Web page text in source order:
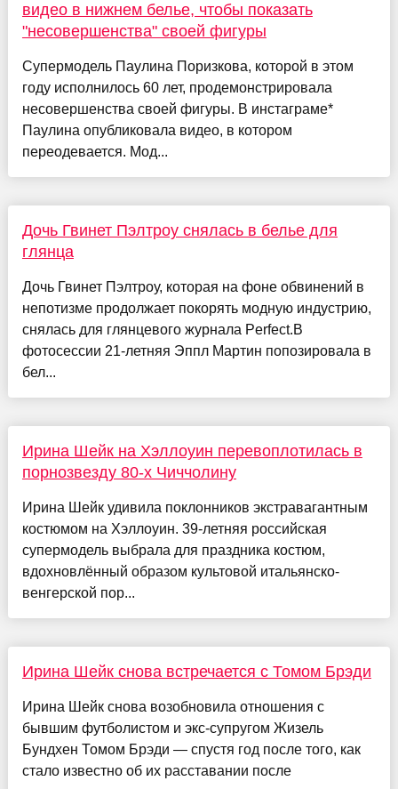
видео в нижнем белье, чтобы показать
"несовершенства" своей фигуры
Супермодель Паулина Поризкова, которой в этом
году исполнилось 60 лет, продемонстрировала
несовершенства своей фигуры. В инстаграме*
Паулина опубликовала видео, в котором
переодевается. Мод...
Дочь Гвинет Пэлтроу снялась в белье для
глянца
Дочь Гвинет Пэлтроу, которая на фоне обвинений в
непотизме продолжает покорять модную индустрию,
снялась для глянцевого журнала Perfect.В
фотосессии 21-летняя Эппл Мартин попозировала в
бел...
Ирина Шейк на Хэллоуин перевоплотилась в
порнозвезду 80-х Чиччолину
Ирина Шейк удивила поклонников экстравагантным
костюмом на Хэллоуин. 39-летняя российская
супермодель выбрала для праздника костюм,
вдохновлённый образом культовой итальянско-
венгерской пор...
Ирина Шейк снова встречается с Томом Брэди
Ирина Шейк снова возобновила отношения с
бывшим футболистом и экс-супругом Жизель
Бундхен Томом Брэди — спустя год после того, как
стало известно об их расставании после